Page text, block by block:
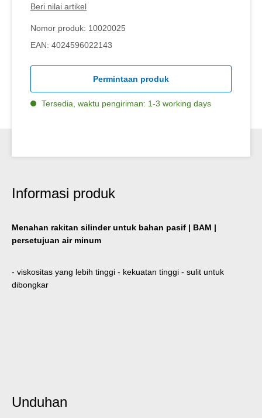
Beri nilai artikel
Nomor produk: 10020025
EAN: 4024596022143
Permintaan produk
Tersedia, waktu pengiriman: 1-3 working days
Informasi produk
Menahan rakitan silinder untuk bahan pasif | BAM |
persetujuan air minum
- viskositas yang lebih tinggi - kekuatan tinggi - sulit untuk
dibongkar
Unduhan